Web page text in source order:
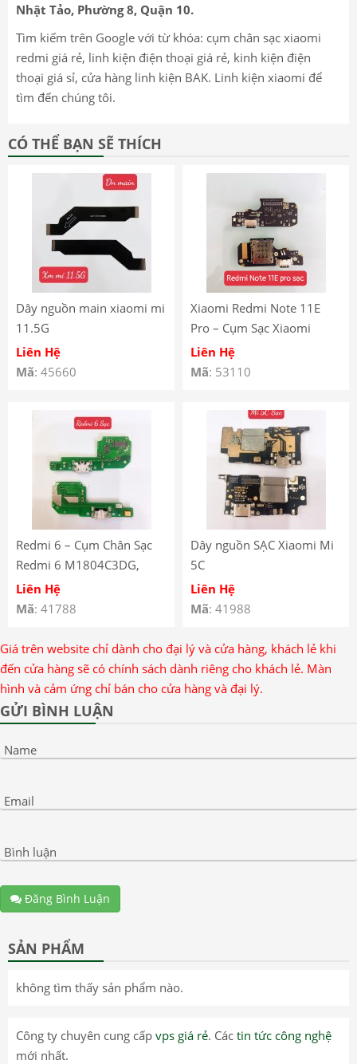
Nhật Tảo, Phường 8, Quận 10.
Tìm kiếm trên Google với từ khóa: cụm chân sạc xiaomi
redmi giá rẻ, linh kiện điện thoại giá rẻ, kinh kiện điện
thoại giá sỉ, cửa hàng linh kiện BAK. Linh kiện xiaomi để
tìm đến chúng tôi.
CÓ THỂ BẠN SẼ THÍCH
Dây nguồn main xiaomi mi
11.5G
Liên Hệ
Mã: 45660
Xiaomi Redmi Note 11E
Pro – Cụm Sạc Xiaomi
Redmi Note 11E Pro – Dây
Nguồn Sạc Xiaomi Redmi
Redmi Note 11E Pro
Charge Connector Flex
Liên Hệ
Mã: 53110
Redmi 6 – Cụm Chân Sạc
Redmi 6 M1804C3DG,
M1804C3DH, M1804C3DI
Liên Hệ
Mã: 41788
Dây nguồn SẠC Xiaomi Mi
5C
Liên Hệ
Mã: 41988
Giá trên website chỉ dành cho đại lý và cửa hàng, khách lẻ khi
đến cửa hàng sẽ có chính sách dành riêng cho khách lẻ. Màn
hình và cảm ứng chỉ bán cho cửa hàng và đại lý.
GỬI BÌNH LUẬN
Name
Email
Bình luận
Đăng Bình Luận
SẢN PHẨM
không tìm thấy sản phẩm nào.
Công ty chuyên cung cấp vps giá rẻ. Các tin tức công nghệ
mới nhất.